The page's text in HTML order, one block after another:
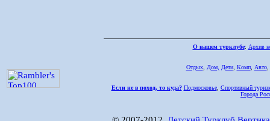
О нашем турклубе: Архив
Отдых, Дом, Дети, Комп, Авто,
Если не в поход, то куда? Подмосковье, Спортивный
Города